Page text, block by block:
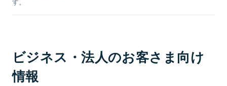
す。
ビジネス・法人のお客さま向け
情報